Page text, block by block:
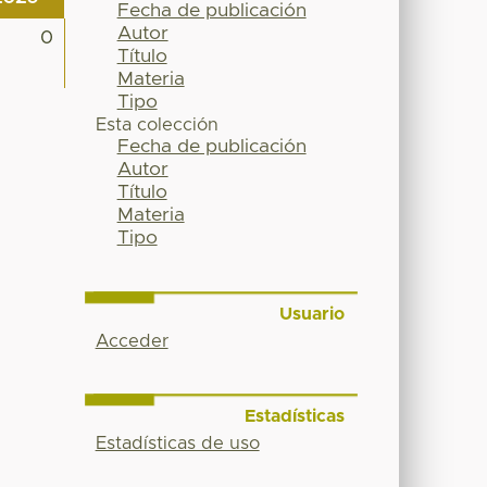
0
Fecha de publicación
Autor
Título
Materia
Tipo
Esta colección
Fecha de publicación
Autor
Título
Materia
Tipo
Usuario
Acceder
Estadísticas
Estadísticas de uso